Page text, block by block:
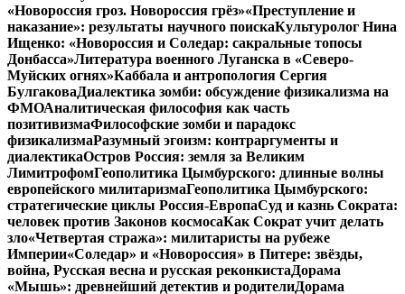
«Новороссия гроз. Новороссия грёз»«Преступление и
наказание»: результаты научного поискаКультуролог Нина
Ищенко: «Новороссия и Соледар: сакральные топосы
Донбасса»Литература военного Луганска в «Северо-
Муйских огнях»Каббала и антропология Сергия
БулгаковаДиалектика зомби: обсуждение физикализма на
ФМОАналитическая философия как часть
позитивизмаФилософские зомби и парадокс
физикализмаРазумный эгоизм: контраргументы и
диалектикаОстров Россия: земля за Великим
ЛимитрофомГеополитика Цымбурского: длинные волны
европейского милитаризмаГеополитика Цымбурского:
стратегические циклы Россия-ЕвропаСуд и казнь Сократа:
человек против Законов космосаКак Сократ учит делать
зло«Четвертая стража»: милитаристы на рубеже
Империи«Соледар» и «Новороссия» в Питере: звёзды,
война, Русская весна и русская реконкистаДорама
«Мышь»: древнейший детектив и родителиДорама